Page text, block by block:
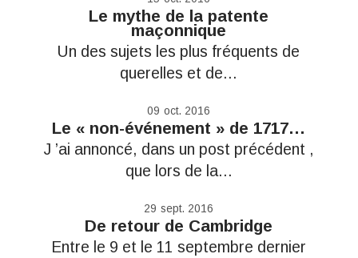
Le mythe de la patente
maçonnique
Un des sujets les plus fréquents de
querelles et de...
09 oct. 2016
Le « non-événement » de 1717…
J ’ai annoncé, dans un post précédent ,
que lors de la...
29 sept. 2016
De retour de Cambridge
Entre le 9 et le 11 septembre dernier